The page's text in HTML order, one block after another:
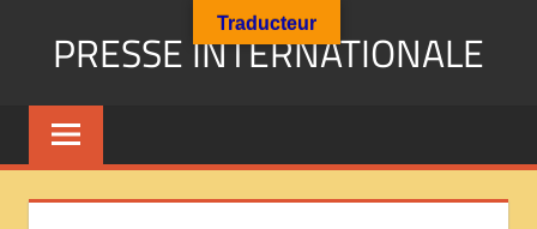
PRESSE INTERNATIONALE
Presse
Internationale
Géopolitique
Traducteur